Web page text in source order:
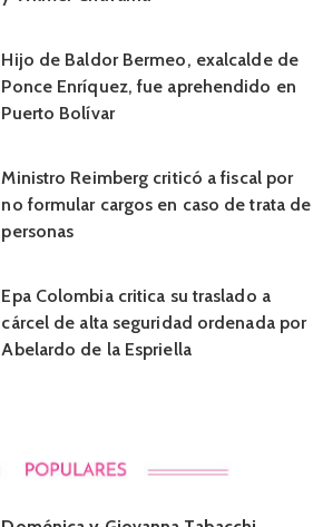
Hijo de Baldor Bermeo, exalcalde de
Ponce Enríquez, fue aprehendido en
Puerto Bolívar
Ministro Reimberg criticó a fiscal por
no formular cargos en caso de trata de
personas
Epa Colombia critica su traslado a
cárcel de alta seguridad ordenada por
Abelardo de la Espriella